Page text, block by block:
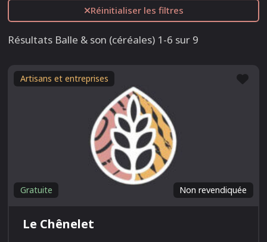
Réinitialiser les filtres
Résultats Balle & son (céréales) 1-6 sur 9
Artisans et entreprises
Non revendiquée
Gratuite
Le Chênelet